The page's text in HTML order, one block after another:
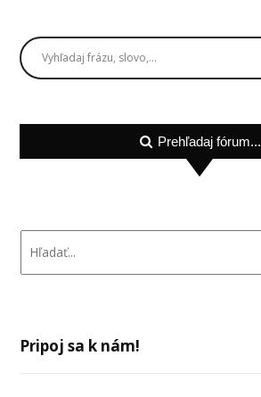
Prehľadaj fórum...
Pripoj sa k nám!